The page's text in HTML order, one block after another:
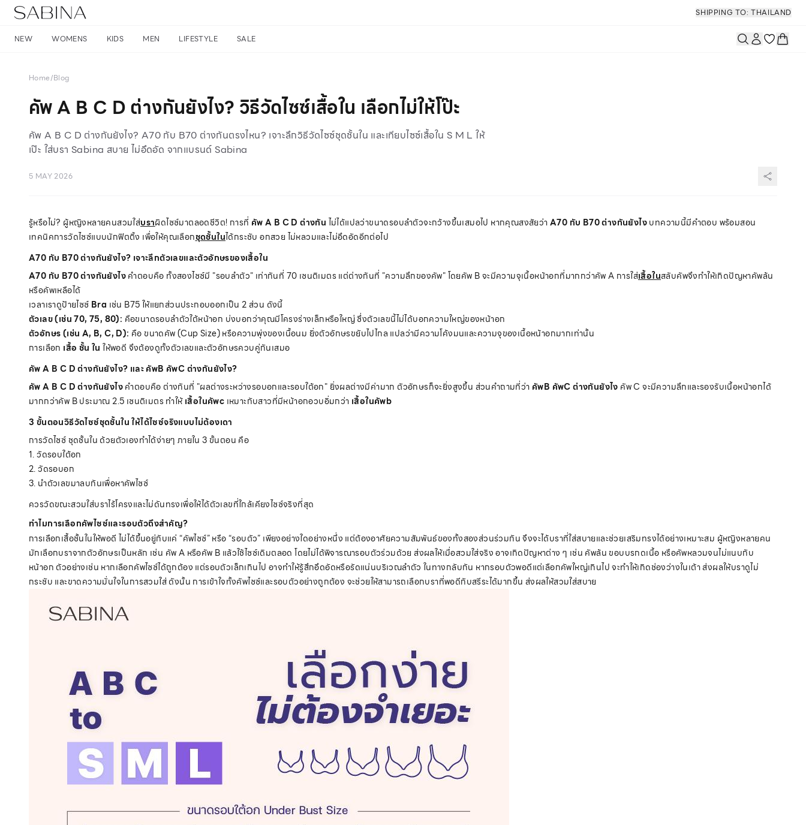
SHIPPING TO: THAILAND
NEW WOMENS KIDS MEN LIFESTYLE SALE
Home/Blog
คัพ A B C D ต่างกันยังไง? วิธีวัดไซซ์เสื้อใน เลือกไม่ให้โป๊ะ
คัพ A B C D ต่างกันยังไง? A70 กับ B70 ต่างกันตรงไหน? เจาะลึกวิธีวัดไซซ์ชุดชั้นใน และเทียบไซซ์เสื้อใน S M L ให้
เป๊ะ ใส่บรา Sabina สบาย ไม่อึดอัด จากแบรนด์ Sabina
5 MAY 2026
รู้หรือไม่? ผู้หญิงหลายคนสวมใส่บราผิดไซซ์มาตลอดชีวิต! การที่ คัพ A B C D ต่างกัน ไม่ได้แปลว่าขนาดรอบลำตัวจะกว้างขึ้นเสมอไป หากคุณสงสัยว่าA70 กับ B70 ต่างกันยังไงบทความนี้มีคำตอบ พร้อมสอน
เทคนิคการวัดไซซ์แบบนักฟิตติ้ง เพื่อให้คุณเลือกชุดชั้นในได้กระชับ อกสวย ไม่หลวมและไม่อึดอัดอีกต่อไป
A70 กับ B70 ต่างกันยังไง? เจาะลึกตัวเลขและตัวอักษรของเสื้อใน
A70 กับ B70 ต่างกันยังไงคำตอบคือ ทั้งสองไซซ์มี "รอบลำตัว" เท่ากันที่ 70 เซนติเมตร แต่ต่างกันที่ "ความลึกของคัพ" โดยคัพ B จะมีความจุเนื้อหน้าอกที่มากกว่าคัพ A การใส่เสื้อในสลับคัพจึงทำให้เกิดปัญหาคัพล้น
หรือคัพเหลือได้
เวลาเราดูป้ายไซซ์ Bra เช่น B75 ให้แยกส่วนประกอบออกเป็น 2 ส่วน ดังนี้
ตัวเลข (เช่น 70, 75, 80): คือขนาดรอบลำตัวใต้หน้าอก บ่งบอกว่าคุณมีโครงร่างเล็กหรือใหญ่ ซึ่งตัวเลขนี้ไม่ได้บอกความใหญ่ของหน้าอก
ตัวอักษร (เช่น A, B, C, D): คือ ขนาดคัพ (Cup Size) หรือความพุ่งของเนื้อนม ยิ่งตัวอักษรขยับไปไกล แปลว่ามีความโค้งมนและความจุของเนื้อหน้าอกมากเท่านั้น
การเลือก เสื้อ ชั้น ใน ให้พอดี จึงต้องดูทั้งตัวเลขและตัวอักษรควบคู่กันเสมอ
คัพ A B C D ต่างกันยังไง? และ คัพB คัพC ต่างกันยังไง?
คัพ A B C D ต่างกันยังไงคำตอบคือ ต่างกันที่ "ผลต่างระหว่างรอบอกและรอบใต้อก" ยิ่งผลต่างมีค่ามาก ตัวอักษรก็จะยิ่งสูงขึ้น ส่วนคำถามที่ว่า คัพB คัพC ต่างกันยังไง คัพ C จะมีความลึกและรองรับเนื้อหน้าอกได้
มากกว่าคัพ B ประมาณ 2.5 เซนติเมตร ทำให้เสื้อในคัพc เหมาะกับสาวที่มีหน้าอกอวบอิ่มกว่า เสื้อในคัพb
3 ขั้นตอนวิธีวัดไซซ์ชุดชั้นใน ให้ได้ไซซ์จริงแบบไม่ต้องเดา
การวัดไซซ์ ชุดชั้นใน ด้วยตัวเองทำได้ง่ายๆ ภายใน 3 ขั้นตอน คือ
1. วัดรอบใต้อก
2. วัดรอบอก
3. นำตัวเลขมาลบกันเพื่อหาคัพไซซ์
ควรวัดขณะสวมใส่บราไร้โครงและไม่ดันทรงเพื่อให้ได้ตัวเลขที่ใกล้เคียงไซซ์จริงที่สุด
ทำไมการเลือกคัพไซซ์และรอบตัวถึงสำคัญ?
การเลือกเสื้อชั้นในให้พอดี ไม่ได้ขึ้นอยู่กับแค่ “คัพไซซ์” หรือ “รอบตัว” เพียงอย่างใดอย่างหนึ่ง แต่ต้องอาศัยความสัมพันธ์ของทั้งสองส่วนร่วมกัน จึงจะได้บราที่ใส่สบายและช่วยเสริมทรงได้อย่างเหมาะสม ผู้หญิงหลายคน
มักเลือกบราจากตัวอักษรเป็นหลัก เช่น คัพ A หรือคัพ B แล้วใช้ไซซ์เดิมตลอด โดยไม่ได้พิจารณารอบตัวร่วมด้วย ส่งผลให้เมื่อสวมใส่จริง อาจเกิดปัญหาต่าง ๆ เช่น คัพล้น ขอบบรกดเนื้อ หรือคัพหลวมจนไม่แนบกับ
หน้าอก ตัวอย่างเช่น หากเลือกคัพไซซ์ได้ถูกต้อง แต่รอบตัวเล็กเกินไป อาจทำให้รู้สึกอึดอัดหรือรัดแน่นบริเวณลำตัว ในทางกลับกัน หากรอบตัวพอดีแต่เลือกคัพใหญ่เกินไป จะทำให้เกิดช่องว่างในเต้า ส่งผลให้บราดูไม่
กระชับ และขาดความมั่นใจในการสวมใส่ ดังนั้น การเข้าใจทั้งคัพไซซ์และรอบตัวอย่างถูกต้อง จะช่วยให้สามารถเลือกบราที่พอดีกับสรีระได้มากขึ้น ส่งผลให้สวมใส่สบาย